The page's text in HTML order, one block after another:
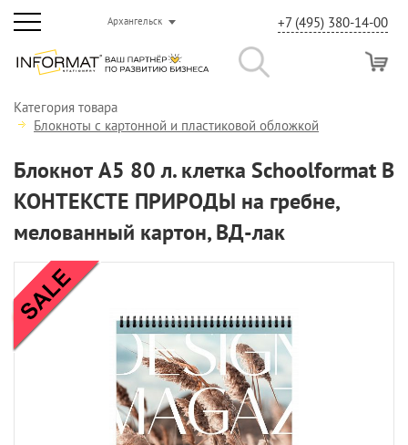
Архангельск +7 (495) 380-14-00
Категория товара
Блокноты с картонной и пластиковой обложкой
Блокнот А5 80 л. клетка Schoolformat В
КОНТЕКСТЕ ПРИРОДЫ на гребне,
мелованный картон, ВД-лак